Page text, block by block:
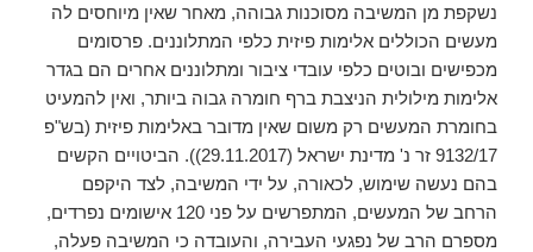
נשקפת מן המשיבה מסוכנות גבוהה, מאחר שאין מיוחסים לה
מעשים הכוללים אלימות פיזית כלפי המתלוננים. פרסומים
מכפישים ובוטים כלפי עובדי ציבור ומתלוננים אחרים הם בגדר
אלימות מילולית הניצבת ברף חומרה גבוה ביותר, ואין להמעיט
בחומרת המעשים רק משום שאין מדובר באלימות פיזית (בש"פ
9132/17 זר נ' מדינת ישראל (29.11.2017)). הביטויים הקשים
בהם נעשה שימוש, לכאורה, על ידי המשיבה, לצד היקפם
הרחב של המעשים, המתפרשים על פני 120 אישומים נפרדים,
מספרם הרב של נפגעי העבירה, והעובדה כי המשיבה פעלה,